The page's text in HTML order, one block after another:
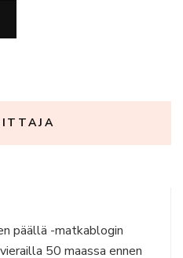
päällä -matkablogin
50 maassa ennen